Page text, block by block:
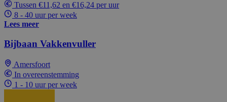
Tussen €11,62 en €16,24 per uur
8 - 40 uur per week
Lees meer
Bijbaan Vakkenvuller
Amersfoort
In overeenstemming
1 - 10 uur per week